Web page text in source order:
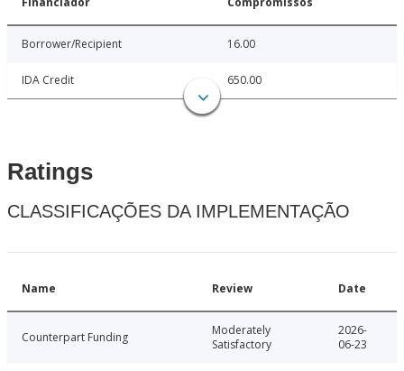
Borrower/Recipient 16.00
IDA Credit 650.00
Ratings
CLASSIFICAÇÕES DA IMPLEMENTAÇÃO
Name Review Date
Counterpart Funding
Moderately
Satisfactory
2026-
06-23